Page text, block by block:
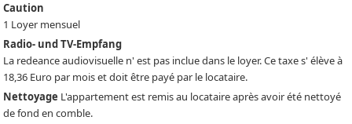
Caution
1 Loyer mensuel
Radio- und TV-Empfang
La redeance audiovisuelle n' est pas inclue dans le loyer. Ce taxe s' élève à
18,36 Euro par mois et doit être payé par le locataire.
Nettoyage L'appartement est remis au locataire après avoir été nettoyé
de fond en comble.